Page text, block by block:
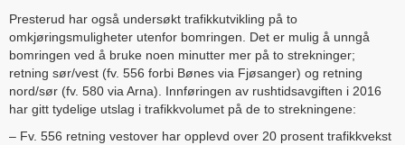
Presterud har også undersøkt trafikkutvikling på to
omkjøringsmuligheter utenfor bomringen. Det er mulig å unngå
bomringen ved å bruke noen minutter mer på to strekninger;
retning sør/vest (fv. 556 forbi Bønes via Fjøsanger) og retning
nord/sør (fv. 580 via Arna). Innføringen av rushtidsavgiften i 2016
har gitt tydelige utslag i trafikkvolumet på de to strekningene:
– Fv. 556 retning vestover har opplevd over 20 prosent trafikkvekst